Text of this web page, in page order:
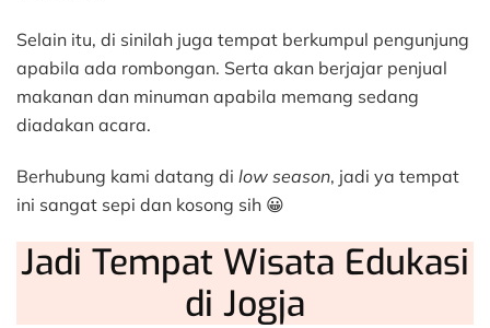
Selain itu, di sinilah juga tempat berkumpul pengunjung
apabila ada rombongan. Serta akan berjajar penjual
makanan dan minuman apabila memang sedang
diadakan acara.
Berhubung kami datang di low season, jadi ya tempat
ini sangat sepi dan kosong sih 😀
Jadi Tempat Wisata Edukasi
di Jogja